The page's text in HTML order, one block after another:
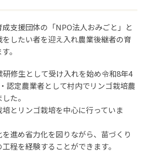
支援団体の「NPO法人おみごと」と
したい者を迎え入れ農業後継者の育
。
修生として受け入れを始め令和8年4
認定農業者として村内でリンゴ栽培農
た。
とリンゴ栽培を中心に行っていま
進め省力化を図りながら、苗づくり
程を経験することができます。